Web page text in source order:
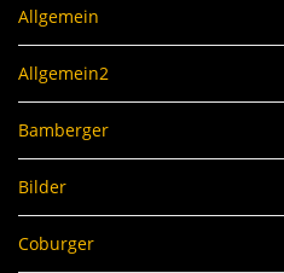
Allgemein
Allgemein2
Bamberger
Bilder
Coburger